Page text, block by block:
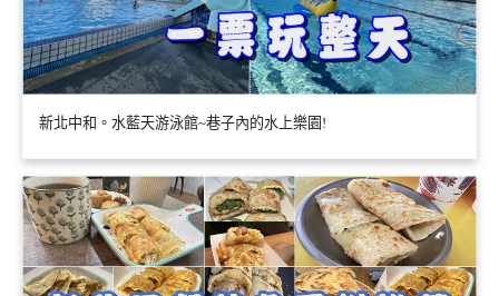
新北中和。水藍天游泳館~巷子內的水上樂園!